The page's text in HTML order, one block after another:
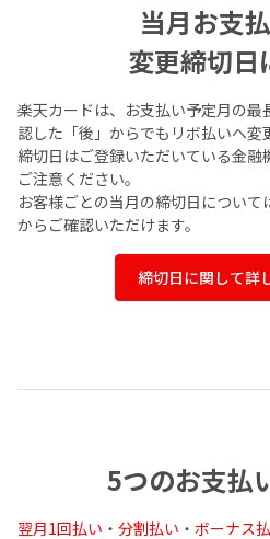
当月お支
変更締切日
楽天カードは、お支払い予定月の
認した「後」からでもリボ払いへ変
締切日はご登録いただいている金融
ご注意ください。
お客様ごとの当月の締切日について
からご確認いただけます。
締切日に関して詳
5つのお支払
翌月1回払い ・ 分割払い ・ ボーナス